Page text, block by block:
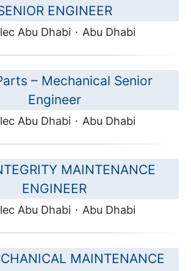
ENGINEER
Abu Dhabi · Abu Dhabi
– Mechanical Senior
Engineer
Abu Dhabi · Abu Dhabi
MAINTENANCE
ENGINEER
Abu Dhabi · Abu Dhabi
MAINTENANCE